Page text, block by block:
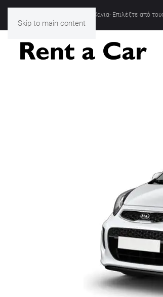
Skip to main content
Ενοικιασεις Αυτοκινητων Χανια- Επιλέξτε από